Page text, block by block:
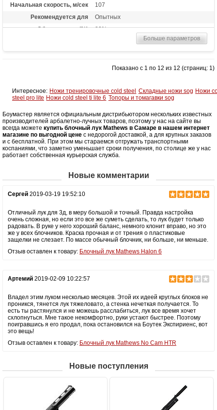
Начальная скорость, м/сек
107
Рекомендуется для
Опытных
Сброс усилия (%)
80%
Высота базы (дюймы)
6
Назначение
Охота
Больше параметров
Показано с 1 по 12 из 12 (страниц: 1)
Интересное: Ножи тренировочные cold steel Складные ножи sog Ножи
steel pro lite Ножи cold steel ti lite 6 Топоры и томагавки sog
Боумастер является официальным дистрибьютором нескольких известных
производителей арбалетно-лучных товаров, поэтому у нас на сайте вы
всегда можете купить блочный лук Mathews в Самаре в нашем интернет
магазине по выгодной цене с недорогой доставкой, а для крупных заказов
и с бесплатной. При этом мы стараемся отгружать транспортными
коспаниями, что заметно уменьшает сроки получения, по столице же у нас
работает собственная курьерская служба.
Новые комментарии
Сергей 2019-03-19 19:52:10
Отличный лук для 3д, в меру большой и точный. Правда настройка
очень сложная, но если это все же суметь сделать, то лук будет только
радовать. В руке у него хороший баланс, немного клонит вправо, но это
же у всех блочников. Краска прочная и от трения о пластиковые
защелки не слезает. По массе обычный блочник, ни больше, ни меньше.
Отзыв оставлен к товару: Блочный лук Mathews Halon 6
Артемий 2019-02-09 10:22:57
Владел этим луком несколько месяцев. Этой их идеей круглых блоков не
проникся, тянется лук тяжеловато, а стенка нечеткая получается. То
есть ты растянулся и не можешь расслабиться, лук все время хочет
схлопнуться. Мне такое некомфортно, руки устают быстрее. Поэтому
поигравшись я его продал, пока остановился на Боутек Экспириенс, вот
это вещь!
Отзыв оставлен к товару: Блочный лук Mathews No Cam HTR
Новые поступления